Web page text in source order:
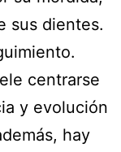
sus dientes.
centrarse
y evolución
hay